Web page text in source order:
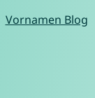
Vornamen Blog